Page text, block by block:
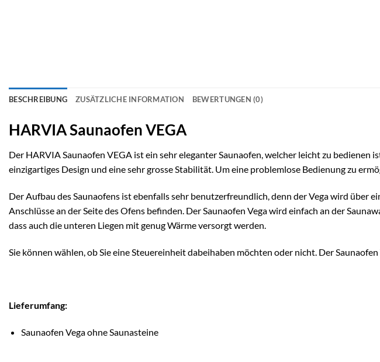
BESCHREIBUNG ZUSÄTZLICHE INFORMATION BEWERTUNGEN (0)
HARVIA Saunaofen VEGA
Der HARVIA Saunaofen VEGA ist ein sehr eleganter Saunaofen, welcher leicht zu bedienen
einzigartiges Design und eine sehr grosse Stabilität. Um eine problemlose Bedienung zu
Der Aufbau des Saunaofens ist ebenfalls sehr benutzerfreundlich, denn der Vega wird
Anschlüsse an der Seite des Ofens befinden. Der Saunaofen Vega wird einfach an der
dass auch die unteren Liegen mit genug Wärme versorgt werden.
Sie können wählen, ob Sie eine Steuereinheit dabeihaben möchten oder nicht. Der
Lieferumfang:
Saunaofen Vega ohne Saunasteine